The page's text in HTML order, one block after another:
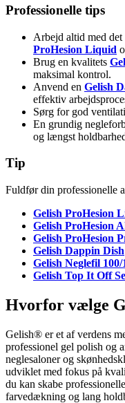
Professionelle tips
Arbejd altid med
ProHesion Liquid
Brug en kvalitets
maksimal kontrol.
Anvend en Gelish
effektiv
Sørg for god
En grundig
og længst
Tip
Fuldfør din professionelle
Gelish ProHesion
Gelish ProHesion
Gelish ProHesion
Gelish Dappin Dish
Gelish Neglefil 100/
Gelish Top It Off
Hvorfor vælge
Gelish® er et af verdens
professionel gel polish og
neglesaloner og
udviklet med fokus på
du kan skabe
farvedækning og lang